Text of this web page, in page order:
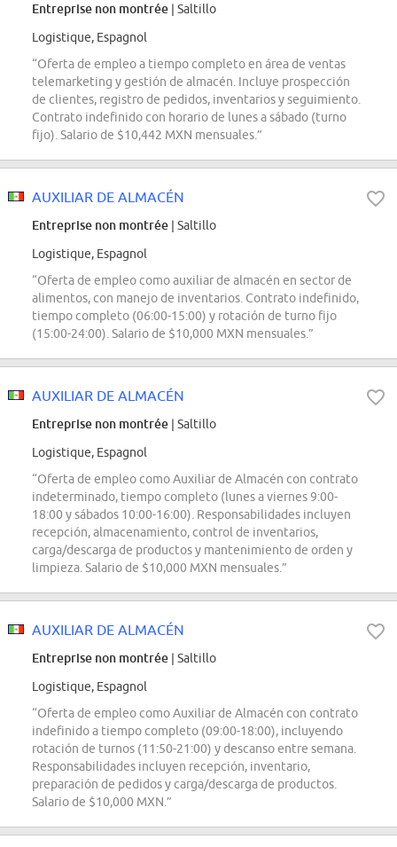
Entreprise non montrée | Saltillo
Logistique, Espagnol
“Oferta de empleo a tiempo completo en área de ventas
telemarketing y gestión de almacén. Incluye prospección
de clientes, registro de pedidos, inventarios y seguimiento.
Contrato indefinido con horario de lunes a sábado (turno
fijo). Salario de $10,442 MXN mensuales.”
AUXILIAR DE ALMACÉN
Entreprise non montrée | Saltillo
Logistique, Espagnol
“Oferta de empleo como auxiliar de almacén en sector de
alimentos, con manejo de inventarios. Contrato indefinido,
tiempo completo (06:00-15:00) y rotación de turno fijo
(15:00-24:00). Salario de $10,000 MXN mensuales.”
AUXILIAR DE ALMACÉN
Entreprise non montrée | Saltillo
Logistique, Espagnol
“Oferta de empleo como Auxiliar de Almacén con contrato
indeterminado, tiempo completo (lunes a viernes 9:00-
18:00 y sábados 10:00-16:00). Responsabilidades incluyen
recepción, almacenamiento, control de inventarios,
carga/descarga de productos y mantenimiento de orden y
limpieza. Salario de $10,000 MXN mensuales.”
AUXILIAR DE ALMACÉN
Entreprise non montrée | Saltillo
Logistique, Espagnol
“Oferta de empleo como Auxiliar de Almacén con contrato
indefinido a tiempo completo (09:00-18:00), incluyendo
rotación de turnos (11:50-21:00) y descanso entre semana.
Responsabilidades incluyen recepción, inventario,
preparación de pedidos y carga/descarga de productos.
Salario de $10,000 MXN.”